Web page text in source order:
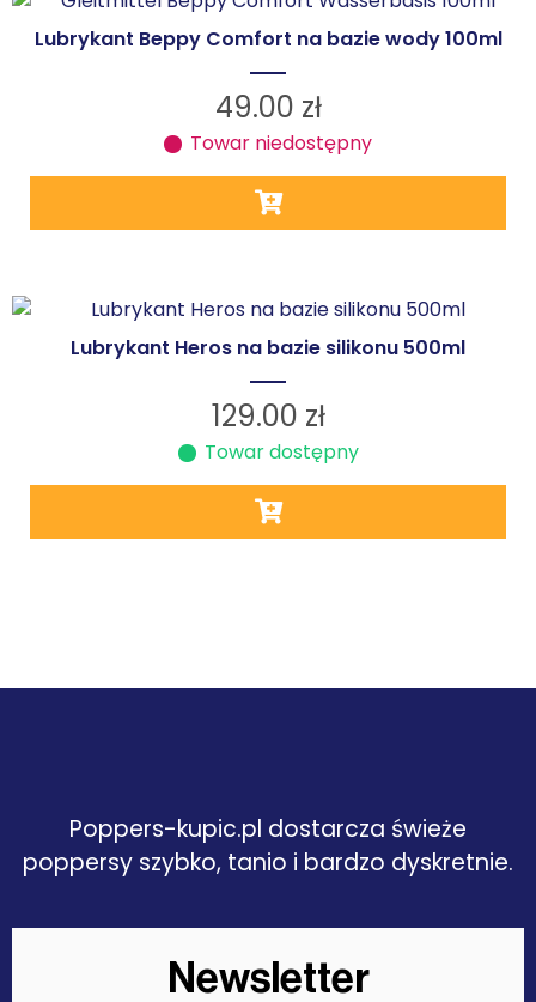
Lubrykant Beppy Comfort na bazie wody 100ml
49.00 zł
Towar niedostępny
Lubrykant Heros na bazie silikonu 500ml
129.00 zł
Towar dostępny
Poppers-kupic.pl dostarcza świeże
poppersy szybko, tanio i bardzo dyskretnie.
Newsletter